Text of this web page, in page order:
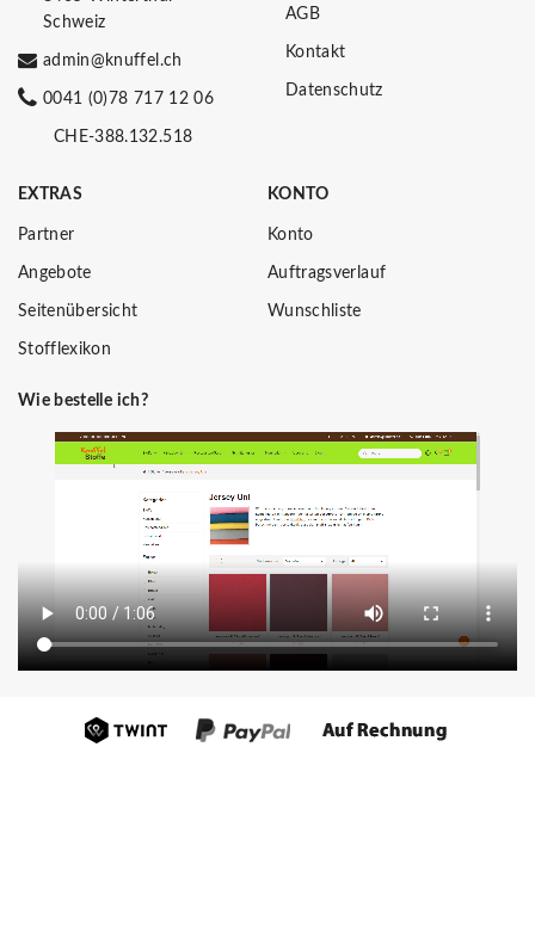
Schweiz
admin@knuffel.ch
0041 (0)78 717 12 06
CHE-388.132.518
AGB
Kontakt
Datenschutz
EXTRAS
Partner
Angebote
Seitenübersicht
Stofflexikon
KONTO
Konto
Auftragsverlauf
Wunschliste
Wie bestelle ich?